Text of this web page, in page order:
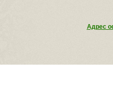
Адрес